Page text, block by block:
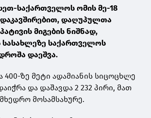
საქართველოს ომის მე-18
დაღუპულთა
მიგების ნიშნად,
სასახლეზე საქართველოს
დაეშვა.
400-ზე მეტი ადამიანის სიცოცხლე
და დაშავდა 2 232 პირი, მათ
მოსამსახურე.